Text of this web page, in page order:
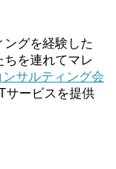
グを経験した
を連れてマレ
ンサルティング会
サービスを提供